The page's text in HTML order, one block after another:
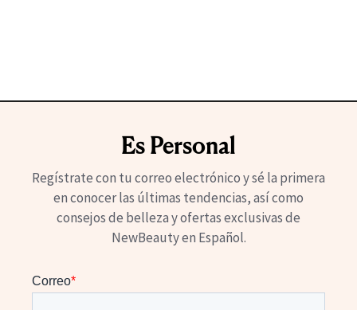
Es Personal
Regístrate con tu correo electrónico y sé la primera
en conocer las últimas tendencias, así como
consejos de belleza y ofertas exclusivas de
NewBeauty en Español.